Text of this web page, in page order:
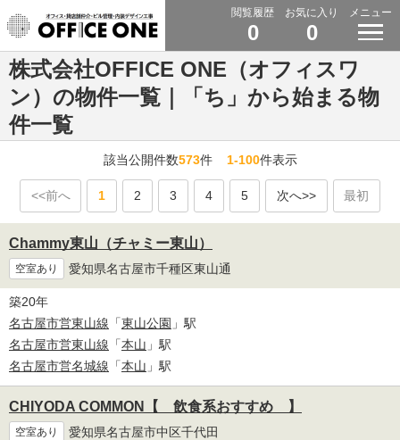
閲覧履歴
0
お気に入り
0
メニュー
株式会社OFFICE ONE（オフィスワ
ン）の物件一覧｜「ち」から始まる物
件一覧
該当公開件数573件1-100件表示
<<前へ 1 2 3 4 5 次へ>> 最初
Chammy東山（チャミー東山）
空室あり 愛知県名古屋市千種区東山通
築20年
名古屋市営東山線 「東山公園 」駅
名古屋市営東山線 「本山 」駅
名古屋市営名城線 「本山 」駅
CHIYODA COMMON【 飲食系おすすめ 】
空室あり 愛知県名古屋市中区千代田